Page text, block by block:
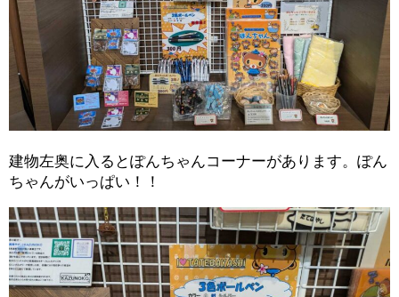
建物左奥に入るとぽんちゃんコーナーがあります。ぽん
ちゃんがいっぱい！！